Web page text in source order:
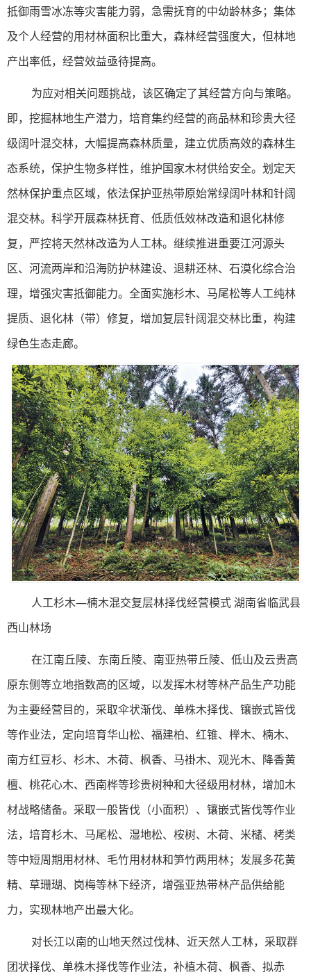
抵御雨雪冰冻等灾害能力弱，急需抚育的中幼龄林多；集体
及个人经营的用材林面积比重大，森林经营强度大，但林地
产出率低，经营效益亟待提高。
为应对相关问题挑战，该区确定了其经营方向与策略。
即，挖掘林地生产潜力，培育集约经营的商品林和珍贵大径
级阔叶混交林，大幅提高森林质量，建立优质高效的森林生
态系统，保护生物多样性，维护国家木材供给安全。划定天
然林保护重点区域，依法保护亚热带原始常绿阔叶林和针阔
混交林。科学开展森林抚育、低质低效林改造和退化林修
复，严控将天然林改造为人工林。继续推进重要江河源头
区、河流两岸和沿海防护林建设、退耕还林、石漠化综合治
理，增强灾害抵御能力。全面实施杉木、马尾松等人工纯林
提质、退化林（带）修复，增加复层针阔混交林比重，构建
绿色生态走廊。
人工杉木—楠木混交复层林择伐经营模式 湖南省临武县
西山林场
在江南丘陵、东南丘陵、南亚热带丘陵、低山及云贵高
原东侧等立地指数高的区域，以发挥木材等林产品生产功能
为主要经营目的，采取伞状渐伐、单株木择伐、镶嵌式皆伐
等作业法，定向培育华山松、福建柏、红锥、榉木、楠木、
南方红豆杉、杉木、木荷、枫香、马褂木、观光木、降香黄
檀、桃花心木、西南桦等珍贵树种和大径级用材林，增加木
材战略储备。采取一般皆伐（小面积）、镶嵌式皆伐等作业
法，培育杉木、马尾松、湿地松、桉树、木荷、米槠、栲类
等中短周期用材林、毛竹用材林和笋竹两用林；发展多花黄
精、草珊瑚、岗梅等林下经济，增强亚热带林产品供给能
力，实现林地产出最大化。
对长江以南的山地天然过伐林、近天然人工林，采取群
团状择伐、单株木择伐等作业法，补植木荷、枫香、拟赤